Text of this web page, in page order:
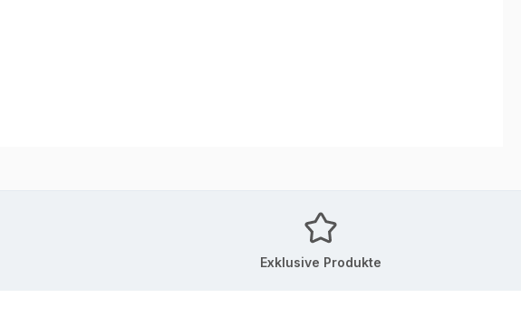
Exklusive Produkte